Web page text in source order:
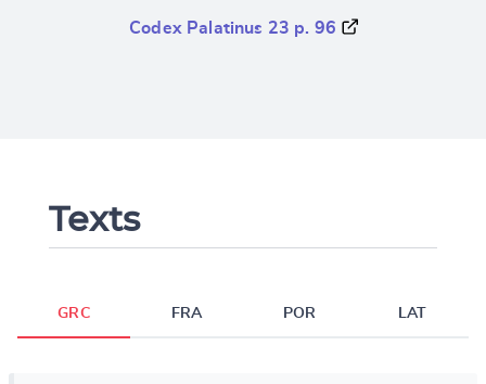
Codex Palatinus 23 p. 96
Texts
GRC FRA POR LAT